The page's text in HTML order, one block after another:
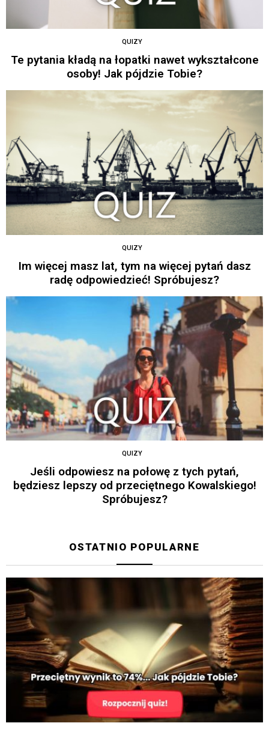
QUIZY
Te pytania kładą na łopatki nawet wykształcone
osoby! Jak pójdzie Tobie?
QUIZY
Im więcej masz lat, tym na więcej pytań dasz
radę odpowiedzieć! Spróbujesz?
QUIZY
Jeśli odpowiesz na połowę z tych pytań,
będziesz lepszy od przeciętnego Kowalskiego!
Spróbujesz?
OSTATNIO POPULARNE